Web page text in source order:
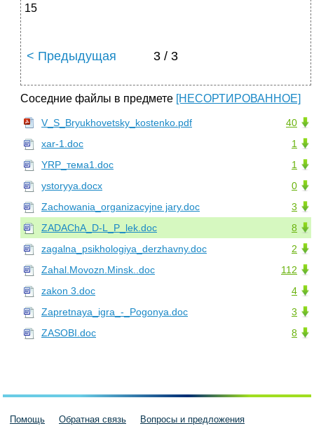
15
< Предыдущая 3 / 3
Соседние файлы в предмете [НЕСОРТИРОВАННОЕ]
40
V_S_Bryukhovetsky_kostenko.pdf
1
xar-1.doc
1
YRP_тема1.doc
0
ystoryya.docx
3
Zachowania_organizacyjne jary.doc
8
ZADAChA_D-L_P_lek.doc
2
zagalna_psikhologiya_derzhavny.doc
112
Zahal.Movozn.Minsk..doc
4
zakon 3.doc
3
Zapretnaya_igra_-_Pogonya.doc
8
ZASOBI.doc
Помощь Обратная связь Вопросы и предложения